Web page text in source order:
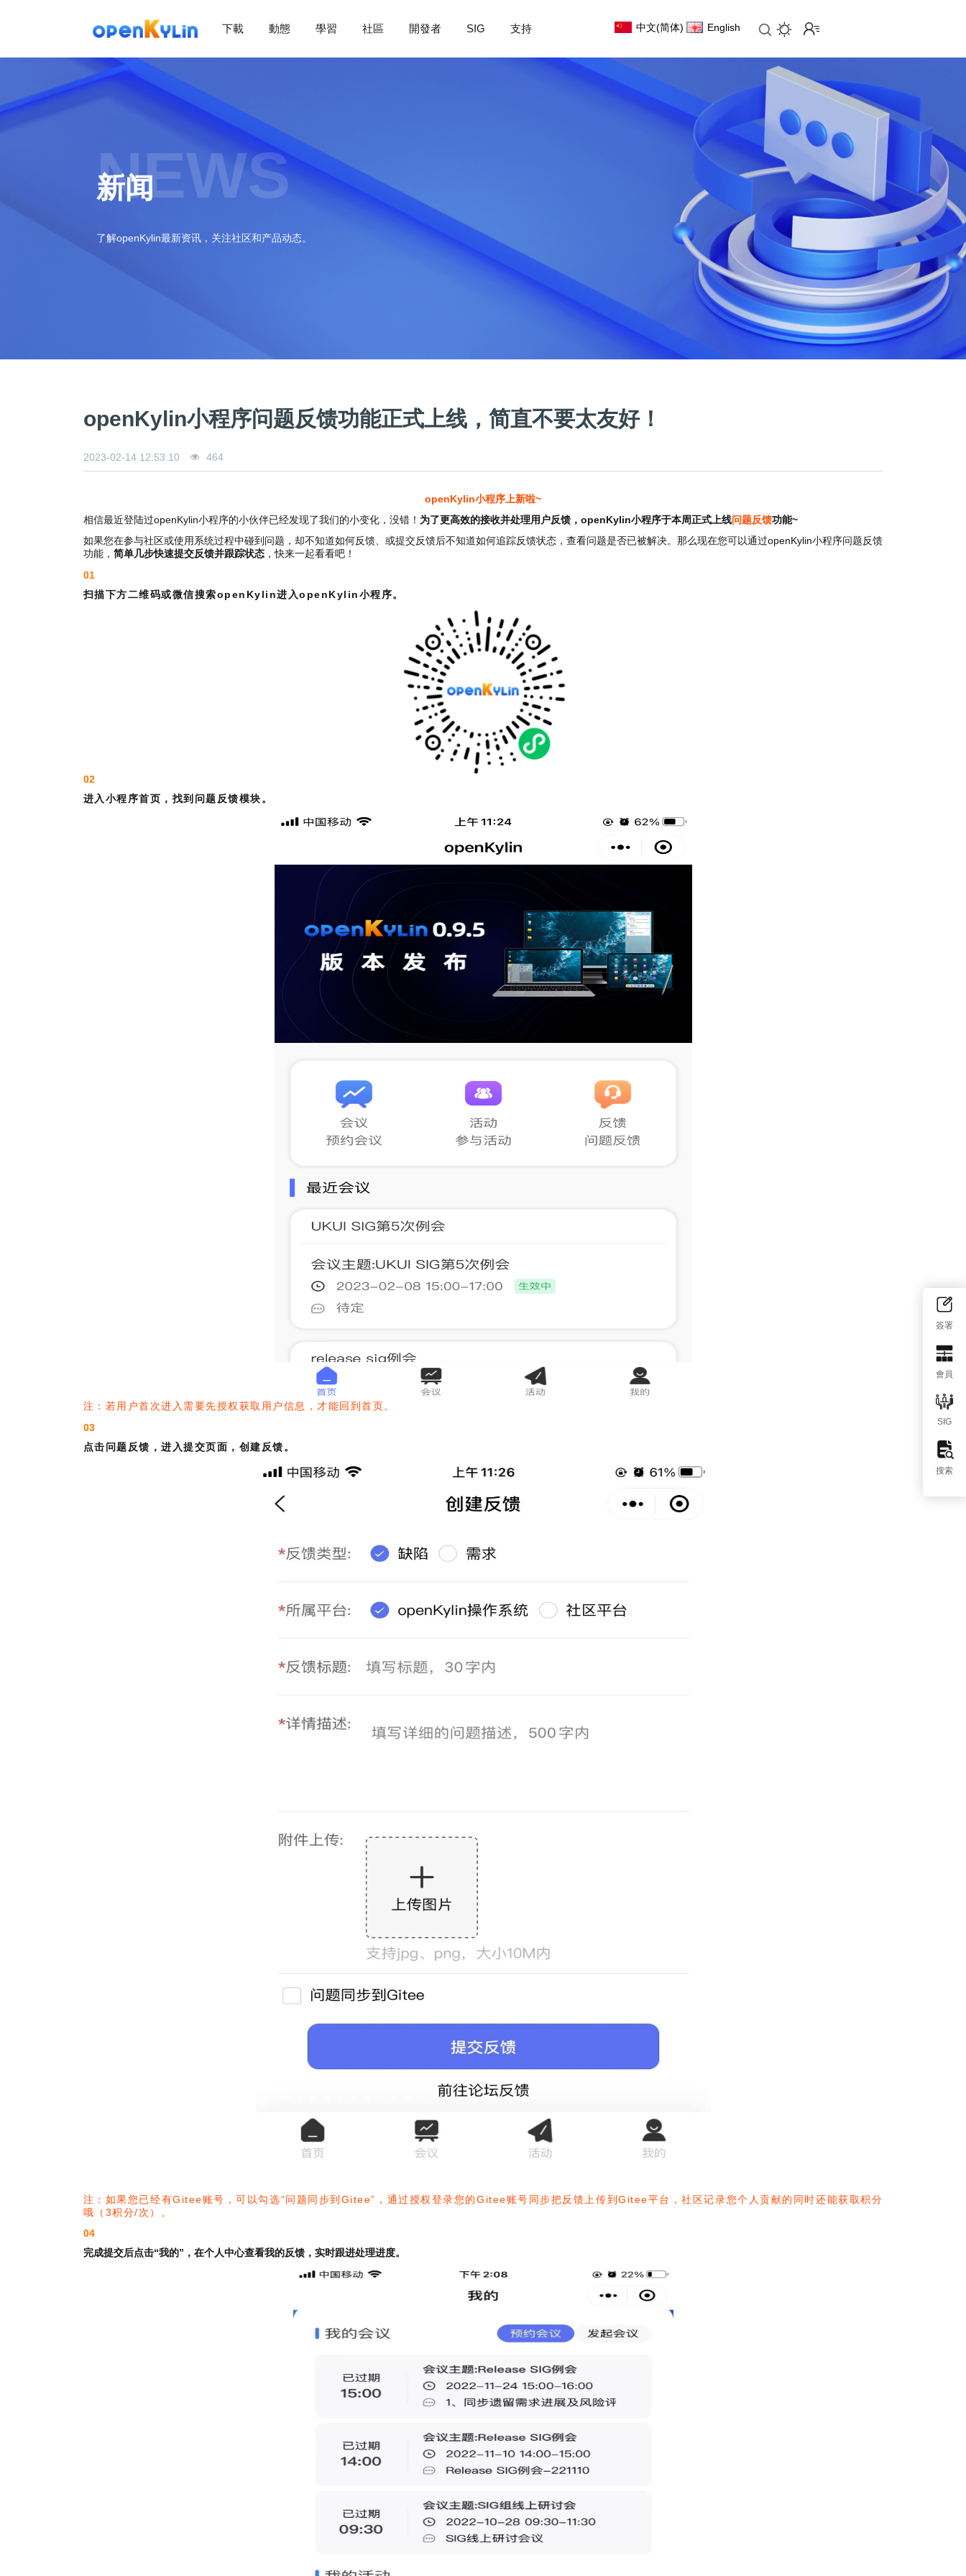
下載 動態 學習 社區 開發者 SIG 支持 中文(简体) English
NEWS
新闻
了解openKylin最新资讯，关注社区和产品动态。
openKylin小程序问题反馈功能正式上线，简直不要太友好！
2023-02-14 12:53:10 464
openKylin小程序上新啦~
相信最近登陆过openKylin小程序的小伙伴已经发现了我们的小变化，没错！ 为了更高效的接收并处理用户反馈，openKylin小程序于本周正式上线问题反馈功能~
如果您在参与社区或使用系统过程中碰到问题，却不知道如何反馈、或提交反馈后不知道如何追踪反馈状态，查看问题是否已被解决。那么现在您可以通过openKylin小程序问题反馈
功能， 简单几步快速提交反馈并跟踪状态，快来一起看看吧！
01
扫描下方二维码或微信搜索openKylin进入openKylin小程序。
02
进入小程序首页，找到问题反馈模块。
注：若用户首次进入需要先授权获取用户信息，才能回到首页。
03
点击问题反馈，进入提交页面，创建反馈。
注：如果您已经有Gitee账号，可以勾选“问题同步到Gitee”，通过授权登录您的Gitee账号同步把反馈上传到Gitee平台，社区记录您个人贡献的同时还能获取积分
哦（3积分/次）。
04
完成提交后点击“我的”，在个人中心查看我的反馈，实时跟进处理进度。
簽署
會員
SIG
搜索